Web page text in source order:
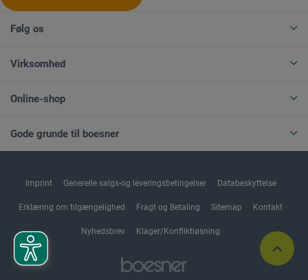
Følg os
Virksomhed
Online-shop
Gode grunde til boesner
Imprint Generelle salgs-og leveringsbetingelser Databeskyttelse
Erklæring om tilgængelighed Fragt og Betaling Sitemap Kontakt
Nyhedsbrev Klager/Konfliktløsning